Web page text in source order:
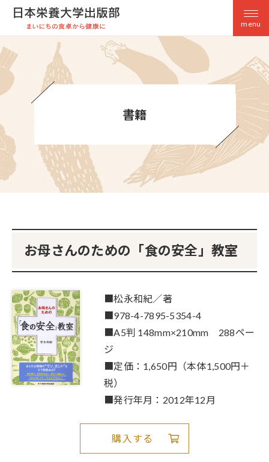
menu
書籍
お母さんのための「食の安全」教室
■松永和紀／著
■978-4-7895-5354-4
■A5判 148mm×210mm 288ペー
ジ
■定価：1,650円（本体1,500円＋
税）
■発行年月：2012年12月
購入する